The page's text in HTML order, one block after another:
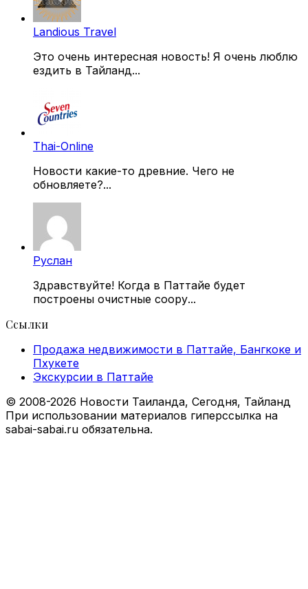
Landious Travel
Это очень интересная новость! Я очень люблю
ездить в Тайланд...
Thai-Online
Новости какие-то древние. Чего не
обновляете?...
Руслан
Здравствуйте! Когда в Паттайе будет
построены очистные соору...
Ссылки
Продажа недвижимости в Паттайе, Бангкоке и
Пхукете
Экскурсии в Паттайе
© 2008-2026 Новости Таиланда, Сегодня, Тайланд
При использовании материалов гиперссылка на
sabai-sabai.ru обязательна.